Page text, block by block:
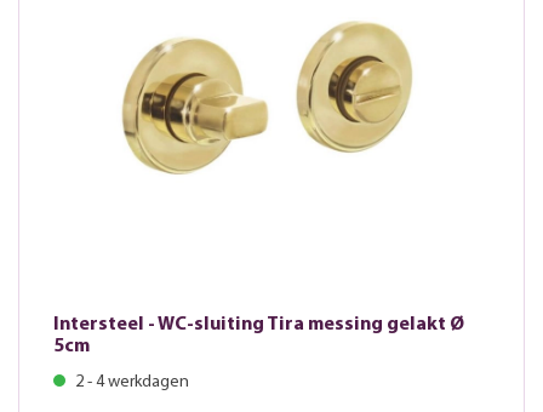
Intersteel - WC-sluiting Tira messing gelakt Ø
5cm
2 - 4 werkdagen